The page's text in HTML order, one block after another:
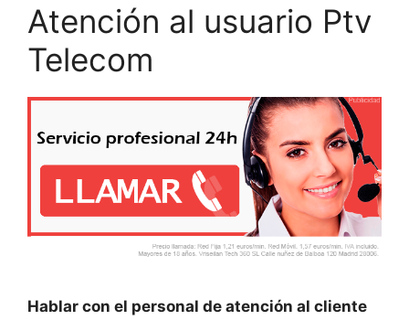
Atención al usuario Ptv
Telecom
Hablar con el personal de atención al cliente